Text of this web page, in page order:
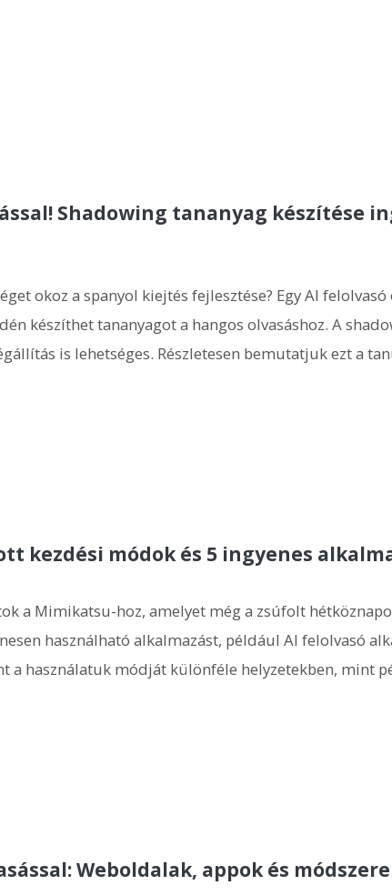
Shadowing tananyag készítése
okoz a spanyol kiejtés fejlesztése? Egy AI
készíthet tananyagot a hangos olvasáshoz. A
is lehetséges. Részletesen bemutatjuk ezt a
kezdési módok és 5 ingyenes
a Mimikatsu-hoz, amelyet még a zsúfolt
használható alkalmazást, például AI felolvasó
a használatuk módját különféle helyzetekben, mint
Weboldalak, appok és